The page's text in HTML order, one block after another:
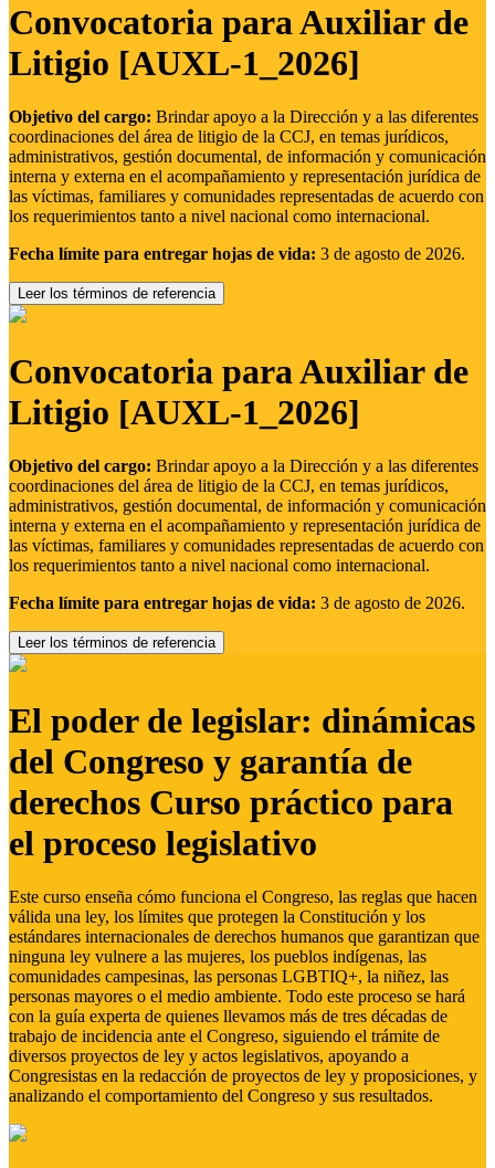
Convocatoria para Auxiliar de
Litigio [AUXL-1_2026]
Objetivo del cargo: Brindar apoyo a la Dirección y a las diferentes
coordinaciones del área de litigio de la CCJ, en temas jurídicos,
administrativos, gestión documental, de información y comunicación
interna y externa en el acompañamiento y representación jurídica de
las víctimas, familiares y comunidades representadas de acuerdo con
los requerimientos tanto a nivel nacional como internacional.
Fecha límite para entregar hojas de vida: 3 de agosto de 2026.
Leer los términos de referencia
Convocatoria para Auxiliar de
Litigio [AUXL-1_2026]
Objetivo del cargo: Brindar apoyo a la Dirección y a las diferentes
coordinaciones del área de litigio de la CCJ, en temas jurídicos,
administrativos, gestión documental, de información y comunicación
interna y externa en el acompañamiento y representación jurídica de
las víctimas, familiares y comunidades representadas de acuerdo con
los requerimientos tanto a nivel nacional como internacional.
Fecha límite para entregar hojas de vida: 3 de agosto de 2026.
Leer los términos de referencia
El poder de legislar: dinámicas
del Congreso y garantía de
derechos Curso práctico para
el proceso legislativo
Este curso enseña cómo funciona el Congreso, las reglas que hacen
válida una ley, los límites que protegen la Constitución y los
estándares internacionales de derechos humanos que garantizan que
ninguna ley vulnere a las mujeres, los pueblos indígenas, las
comunidades campesinas, las personas LGBTIQ+, la niñez, las
personas mayores o el medio ambiente. Todo este proceso se hará
con la guía experta de quienes llevamos más de tres décadas de
trabajo de incidencia ante el Congreso, siguiendo el trámite de
diversos proyectos de ley y actos legislativos, apoyando a
Congresistas en la redacción de proyectos de ley y proposiciones, y
analizando el comportamiento del Congreso y sus resultados.